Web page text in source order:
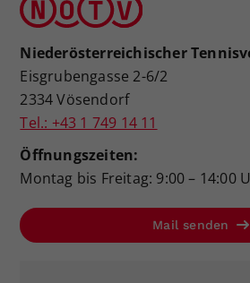
Niederösterreichischer
Eisgrubengasse 2-6/2
2334 Vösendorf
Tel.: +43 1 749 14 11
Öffnungszeiten:
Montag bis Freitag: 9:00 – 14:00
Mail senden